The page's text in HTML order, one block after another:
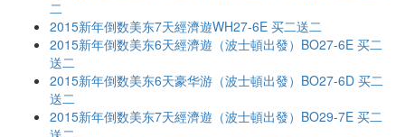
二
2015新年倒数美东7天經濟遊WH27-6E 买二送二
2015新年倒数美东6天經濟遊（波士頓出發）BO27-6E 买二
送二
2015新年倒数美东6天豪华游（波士頓出發）BO27-6D 买二
送二
2015新年倒数美东7天經濟遊（波士頓出發）BO29-7E 买二